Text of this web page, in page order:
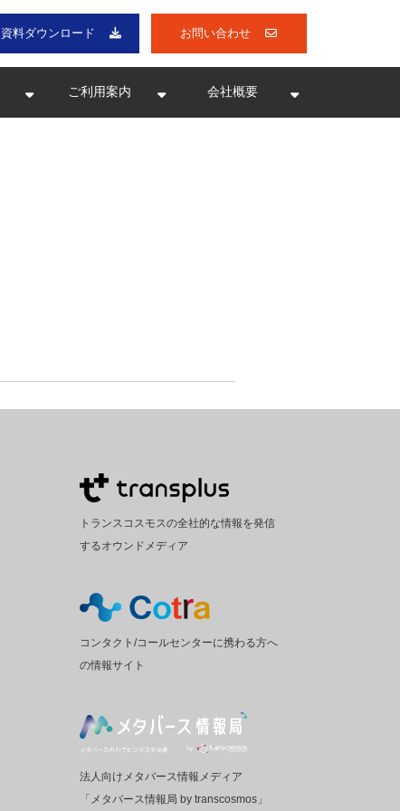
資料ダウンロード お問い合わせ
ご利用案内 会社概要
トランスコスモスの全社的な情報を発信
するオウンドメディア
コンタクト/コールセンターに携わる方へ
の情報サイト
法人向けメタバース情報メディア
「メタバース情報局 by transcosmos」